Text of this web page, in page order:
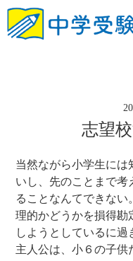
志望
当然ながら小学生には
いし、先のことまで考
ることなんてできな
理的かどうかを損得勘
しようとしているに
主人公は、小６の子供